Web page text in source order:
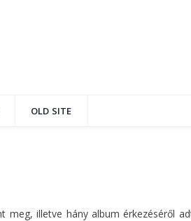
OLD SITE
illetve hány album érkezéséről